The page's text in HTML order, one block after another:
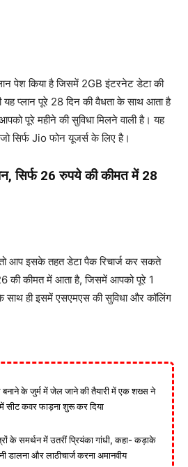
पेश किया है जिसमें 2GB इंटरनेट डेटा की
यह प्लान पूरे 28 दिन की वैधता के साथ आता है
पूरे महीने की सुविधा मिलने वाली है। यह
सिर्फ Jio फोन यूजर्स के लिए है।
सिर्फ 26 रुपये की कीमत में 28
आप इसके तहत डेटा पैक रिचार्ज कर सकते
की कीमत में आता है, जिसमें आपको पूरे 1
साथ ही इसमें एसएमएस की सुविधा और कॉलिंग
के जुर्म में जेल जाने की तैयारी में एक शख्स ने
सीट कवर फाड़ना शुरू कर दिया
के समर्थन में उतरीं प्रियंका गांधी, कहा- कड़ाके
डालना और लाठीचार्ज करना अमानवीय